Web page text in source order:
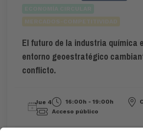
El futuro de la industria química
entorno geoestratégico
conflicto.
Jue 4 16:00h - 19:00h
Acceso público